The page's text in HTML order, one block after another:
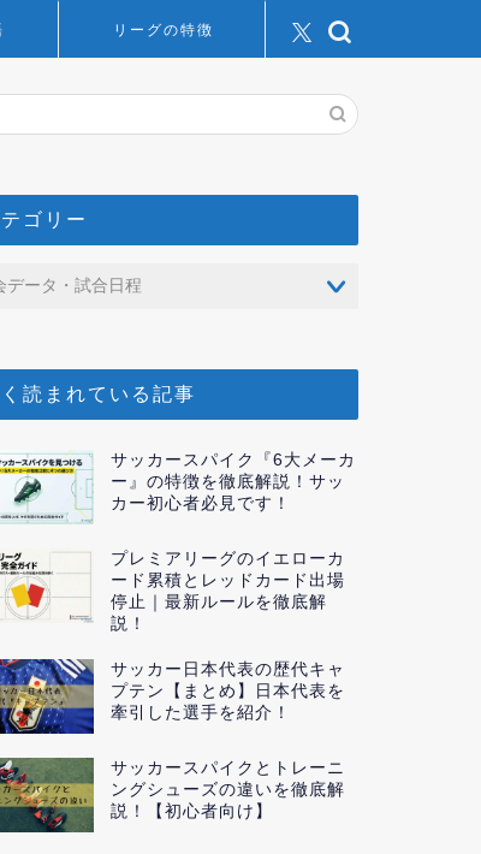
リーグの特徴
ゴリー
読まれている記事
サッカースパイク『6大メーカ
ー』の特徴を徹底解説！サッ
カー初心者必見です！
プレミアリーグのイエローカ
ード累積とレッドカード出場
停止｜最新ルールを徹底解
説！
サッカー日本代表の歴代キャ
プテン【まとめ】日本代表を
牽引した選手を紹介！
サッカースパイクとトレーニ
ングシューズの違いを徹底解
説！【初心者向け】